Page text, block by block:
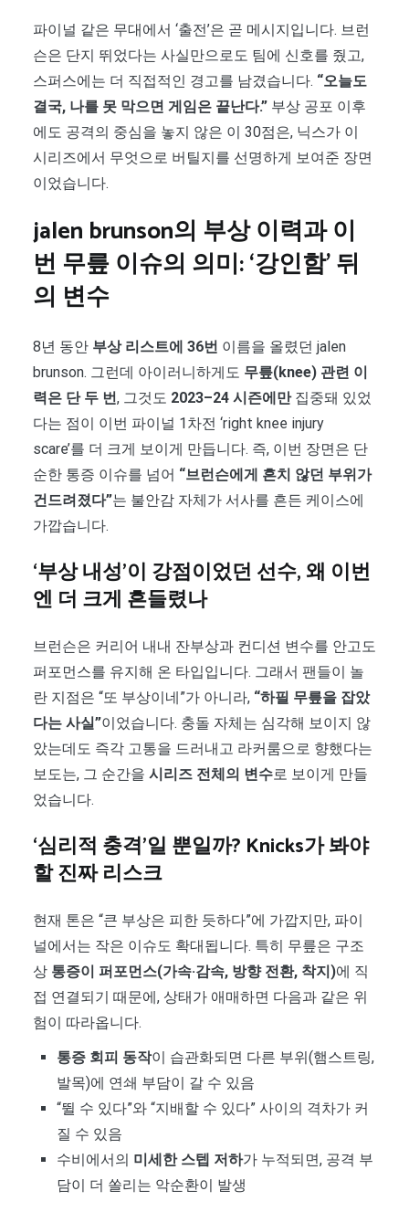
파이널 같은 무대에서 ‘출전’은 곧 메시지입니다. 브런
슨은 단지 뛰었다는 사실만으로도 팀에 신호를 줬고,
스퍼스에는 더 직접적인 경고를 남겼습니다. “오늘도
결국, 나를 못 막으면 게임은 끝난다.” 부상 공포 이후
에도 공격의 중심을 놓지 않은 이 30점은, 닉스가 이
시리즈에서 무엇으로 버틸지를 선명하게 보여준 장면
이었습니다.
jalen brunson의 부상 이력과 이
번 무릎 이슈의 의미: ‘강인함’ 뒤
의 변수
8년 동안 부상 리스트에 36번 이름을 올렸던 jalen
brunson. 그런데 아이러니하게도 무릎(knee) 관련 이
력은 단 두 번, 그것도 2023–24 시즌에만집중돼 있었
다는 점이 이번 파이널 1차전 ‘right knee injury
scare’를 더 크게 보이게 만듭니다. 즉, 이번 장면은 단
순한 통증 이슈를 넘어 “브런슨에게 흔치 않던 부위가
건드려졌다”는 불안감 자체가 서사를 흔든 케이스에
가깝습니다.
‘부상 내성’이 강점이었던 선수, 왜 이번
엔 더 크게 흔들렸나
브런슨은 커리어 내내 잔부상과 컨디션 변수를 안고도
퍼포먼스를 유지해 온 타입입니다. 그래서 팬들이 놀
란 지점은 “또 부상이네”가 아니라, “하필 무릎을 잡았
다는 사실”이었습니다. 충돌 자체는 심각해 보이지 않
았는데도 즉각 고통을 드러내고 라커룸으로 향했다는
보도는, 그 순간을 시리즈 전체의 변수로 보이게 만들
었습니다.
‘심리적 충격’일 뿐일까? Knicks가 봐야
할 진짜 리스크
현재 톤은 “큰 부상은 피한 듯하다”에 가깝지만, 파이
널에서는 작은 이슈도 확대됩니다. 특히 무릎은 구조
상 통증이 퍼포먼스(가속·감속, 방향 전환, 착지)에 직
접 연결되기 때문에, 상태가 애매하면 다음과 같은 위
험이 따라옵니다.
통증 회피 동작이 습관화되면 다른 부위(햄스트링,
발목)에 연쇄 부담이 갈 수 있음
“뛸 수 있다”와 “지배할 수 있다” 사이의 격차가 커
질 수 있음
수비에서의 미세한 스텝 저하가 누적되면, 공격 부
담이 더 쏠리는 악순환이 발생